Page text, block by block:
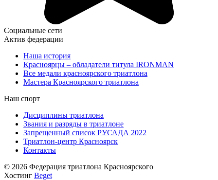
Социальные сети
Актив федерации
Наша история
Красноярцы – обладатели титула IRONMAN
Все медали красноярского триатлона
Мастера Красноярского триатлона
Наш спорт
Дисциплины триатлона
Звания и разряды в триатлоне
Запрещенный список РУСАДА 2022
Триатлон-центр Красноярск
Контакты
© 2026 Федерация триатлона Красноярского
Хостинг Beget